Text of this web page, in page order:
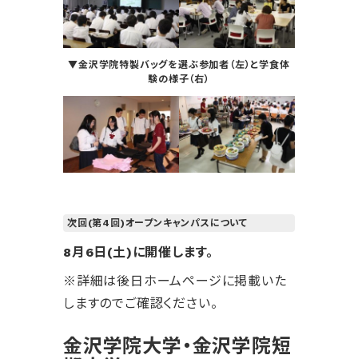
▼金沢学院特製バッグを選ぶ参加者（左）と学食体
験の様子（右）
次回(第4回)オープンキャンパスについて
8月6日(土)に開催します。
※詳細は後日ホームページに掲載いた
しますのでご確認ください。
金沢学院大学・金沢学院短